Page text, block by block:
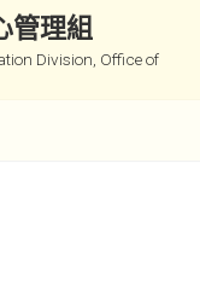
管理組
Division, Office of